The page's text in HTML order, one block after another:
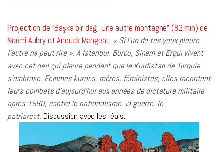
Projection de “Başka bir dağ, Une autre montagne” (82 min) de
Noémi Aubry et Anouck Mangeat. « Si l’un de tes yeux pleure,
l’autre ne peut rire ». A Istanbul, Burcu, Sinem et Ergül vivent
avec cet oeil qui pleure pendant que le Kurdistan de Turquie
s’embrase. Femmes kurdes, mères, féministes, elles racontent
leurs combats d’aujourd’hui aux années de dictature militaire
après 1980, contre le nationalisme, la guerre, le
patriarcat. Discussion avec les réals.